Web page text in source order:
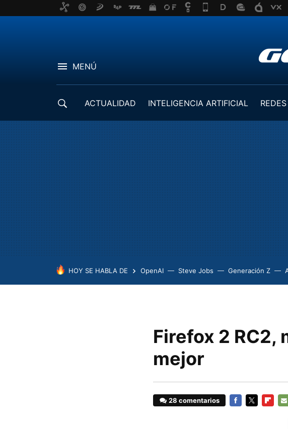
MENÚ
ACTUALIDAD INTELIGENCIA ARTIFICIAL
HOY SE HABLA DE OpenAI Steve Jobs Generación Z
Firefox 2 RC2,
mejor
28 comentarios